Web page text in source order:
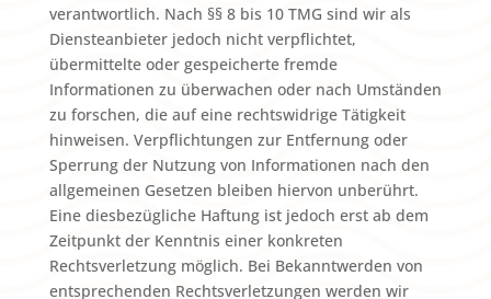
verantwortlich. Nach §§ 8 bis 10 TMG sind wir als
Diensteanbieter jedoch nicht verpflichtet,
übermittelte oder gespeicherte fremde
Informationen zu überwachen oder nach Umständen
zu forschen, die auf eine rechtswidrige Tätigkeit
hinweisen. Verpflichtungen zur Entfernung oder
Sperrung der Nutzung von Informationen nach den
allgemeinen Gesetzen bleiben hiervon unberührt.
Eine diesbezügliche Haftung ist jedoch erst ab dem
Zeitpunkt der Kenntnis einer konkreten
Rechtsverletzung möglich. Bei Bekanntwerden von
entsprechenden Rechtsverletzungen werden wir